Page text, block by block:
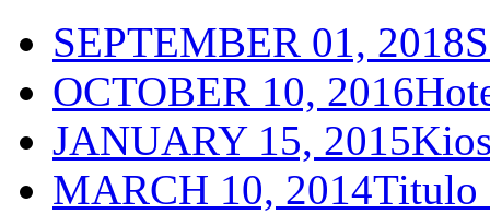
SEPTEMBER 01, 2018
OCTOBER 10, 2016
JANUARY 15, 2015
MARCH 10, 2014Titulo